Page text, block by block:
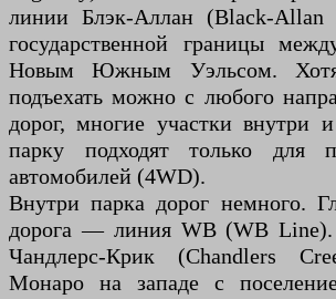
линии Блэк-Аллан (Black-
государственной границы
Новым Южным Уэльсом. Хотя
подъехать можно с любого
дорог, многие участки внутри
парку подходят только для
автомобилей (4WD).
Внутри парка дорог немного.
дорога — линия WB (WB Line).
Чандлерс-Крик (Chandlers
Монаро на западе с